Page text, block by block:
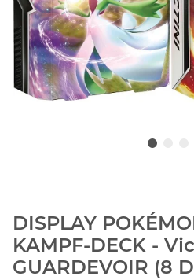
DISPLAY
KAMPF-DECK -
GUARDEVOIR (8